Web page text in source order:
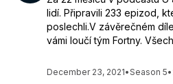
lidí. Připravili 233 epizod,
poslechli.V závěrečném
vámi loučí tým Fortny.
December 23, 2021•Season 5•